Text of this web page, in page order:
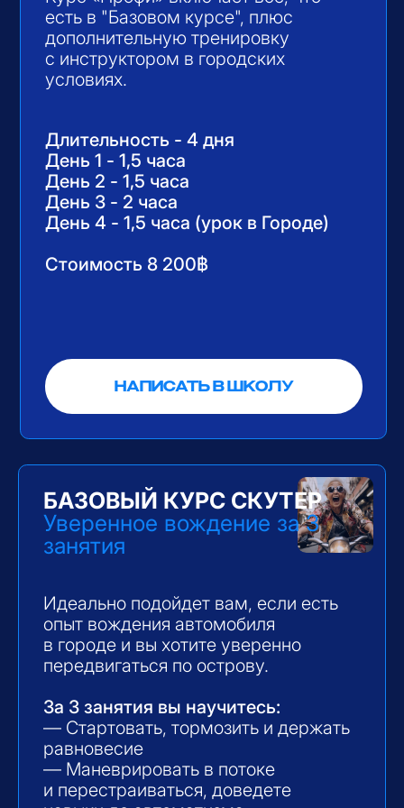
— Только начинаете и хотите
уверенно освоить базу
— Уже умеете ездить, но есть
нюансы, которые хочется
доработать
Курс дает вам фундамент или
помогает устранить сложности,
Быстрый старт или точечная
работа над навыками
НАПИСАТЬ В ШКОЛУ
День 2 - 1,5 часа
День 3 - 2 часа
Стоимость 6 550฿
Идеально подойдет вам, если есть
передвигаться по острову.
За 3 занятия вы научитесь:
— Стартовать, тормозить и держать
равновесие
— Маневрировать в потоке
и перестраиваться, доведете
навыки до автоматизма
и круговые движения,
адаптируетесь к местным условиям
БАЗОВЫЙ КУРС СКУТЕР
Уверенное вождение за 3
занятия